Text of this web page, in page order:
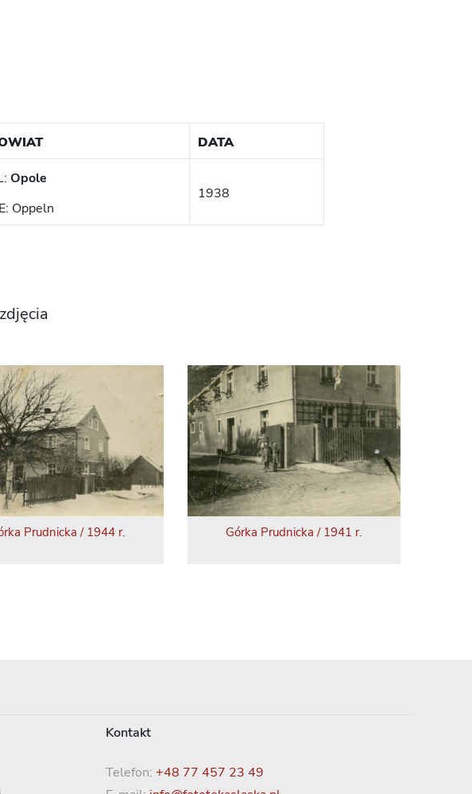
DATA
Opole
Oppeln
1938
Prudnicka / 1944 r. Górka Prudnicka / 1941 r.
Kontakt
Telefon: +48 77 457 23 49